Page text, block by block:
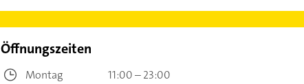
Öffnungszeiten
Montag
11:00 – 23:00